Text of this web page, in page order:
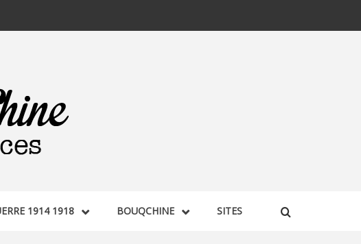
1914 1918 BOUQCHINE SITES